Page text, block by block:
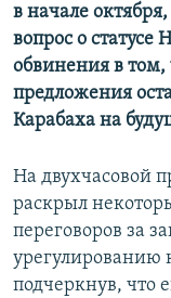
в начале
вопрос о статусе
обвинения в том,
предложения
Карабаха на
На двухчасовой
раскрыл
переговоров за
урегулированию
подчеркнув, что